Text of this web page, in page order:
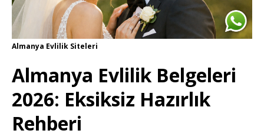
Almanya Evlilik Siteleri
Almanya Evlilik Belgeleri
2026: Eksiksiz Hazırlık
Rehberi